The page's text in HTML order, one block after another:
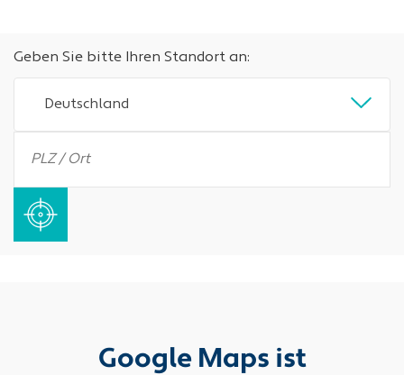
Geben Sie bitte Ihren Standort an:
Deutschland
Google Maps ist